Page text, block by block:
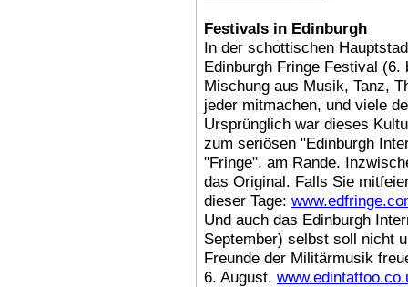
Festivals in Edinburgh
In der schottischen
Edinburgh Fringe Festival
Mischung aus Musik, Tanz,
jeder mitmachen, und viele
Ursprünglich war dieses
zum seriösen "Edinburgh
"Fringe", am Rande.
das Original. Falls Sie
dieser Tage:
Und auch das Edinburgh
September) selbst soll nicht
Freunde der Militärmusik
6. August.